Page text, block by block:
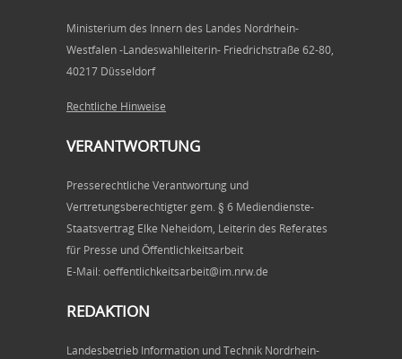
Ministerium des Innern des Landes Nordrhein-
Westfalen -Landeswahlleiterin- Friedrichstraße 62-80,
40217 Düsseldorf
Rechtliche Hinweise
VERANTWORTUNG
Presserechtliche Verantwortung und
Vertretungsberechtigter gem. § 6 Mediendienste-
Staatsvertrag Elke Neheidom, Leiterin des Referates
für Presse und Öffentlichkeitsarbeit
E-Mail: oeffentlichkeitsarbeit@im.nrw.de
REDAKTION
Landesbetrieb Information und Technik Nordrhein-